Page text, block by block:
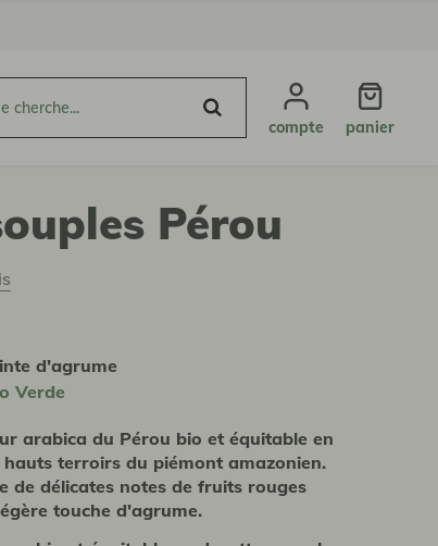
compte panier
Pérou
d'agrume
Verde
arabica du Pérou bio et équitable en
hauts terroirs du piémont amazonien.
de délicates notes de fruits rouges
touche d'agrume.